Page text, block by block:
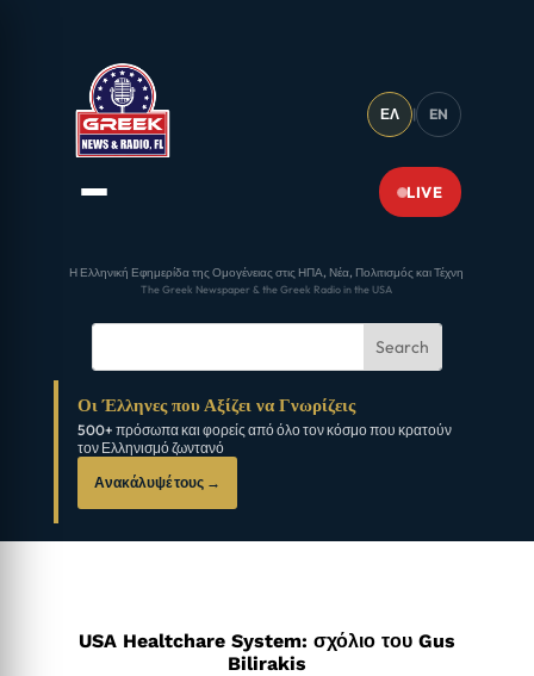
ΕΛ | EN
LIVE
Η Ελληνική Εφημερίδα της Ομογένειας στις ΗΠΑ, Νέα, Πολιτισμός και Τέχνη
The Greek Newspaper & the Greek Radio in the USA
Οι Έλληνες που Αξίζει να Γνωρίζεις
500+ πρόσωπα και φορείς από όλο τον κόσμο που κρατούν
τον Ελληνισμό ζωντανό
Ανακάλυψέ τους →
USA Healtchare System: σχόλιο του Gus
Bilirakis